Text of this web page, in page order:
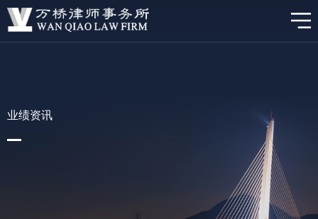
业绩资讯